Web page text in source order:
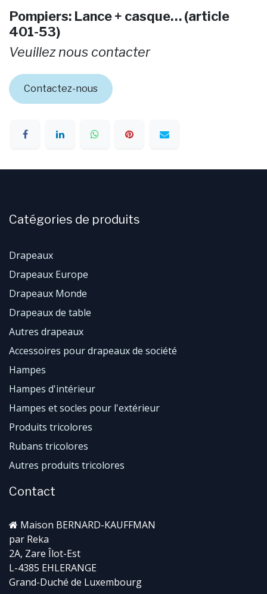
Pompiers: Lance + casque… (article
401-53)
Veuillez nous contacter
Contactez-nous
Catégories de produits
Drapeaux
Drapeaux Europe
Drapeaux Monde
Drapeaux de table
Autres drapeaux
Accessoires pour drapeaux de société
Hampes
Hampes d'intérieur
Hampes et socles pour l'extérieur
Produits tricolores
Rubans tricolores
Autres produits tricolores
Contact
Maison BERNARD-KAUFFMAN
par Reka
2A, Zare Îlot-Est
L-4385 EHLERANGE
Grand-Duché de Luxembourg